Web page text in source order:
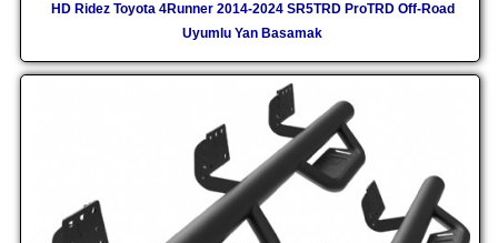
HD Ridez Toyota 4Runner 2014-2024 SR5TRD ProTRD Off-Road
Uyumlu Yan Basamak